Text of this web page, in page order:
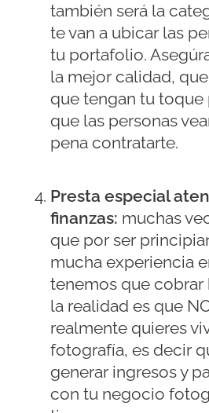
también será la
te van a ubicar las
tu portafolio.
la mejor calidad,
que tengan tu toque
que las personas
pena contratarte.
Presta especial
finanzas: muchas
que por ser
mucha experiencia
tenemos que cobrar
la realidad es que
realmente quieres
fotografía, es decir
generar ingresos y
con tu negocio